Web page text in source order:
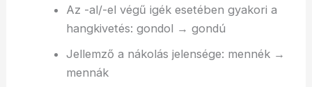
Az -al/-el végű igék esetében gyakori a
hangkivetés: gondol → gondú
Jellemző a nákolás jelensége: mennék →
mennák